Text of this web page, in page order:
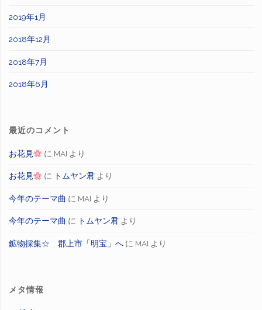
2019年1月
2018年12月
2018年7月
2018年6月
最近のコメント
お花見 に MAI より
お花見 に トムヤン君より
今年のテーマ曲 に MAI より
今年のテーマ曲 に トムヤン君より
鉱物採集☆ 郡上市「明宝」へに MAI より
メタ情報